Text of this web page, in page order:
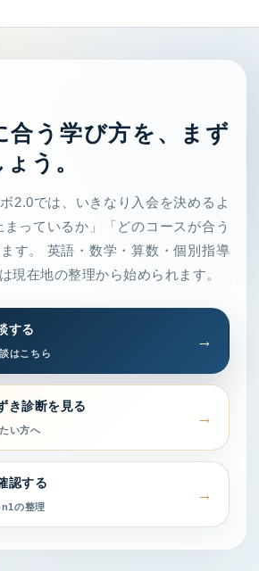
合う学び方を、まず
う。
2.0では、いきなり入会を決めるよ
まっているか」「どのコースが合う
す。 英語・数学・算数・個別指導
現在地の整理から始められます。
する
はこちら
き診断を見る
い方へ
認する
の整理